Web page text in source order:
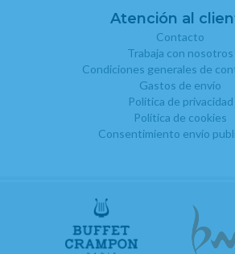
Atención al
Contacto
Trabaja con nosotros
Condiciones generales de
Gastos de envío
Política de privacidad
Política de cookies
Consentimiento envío